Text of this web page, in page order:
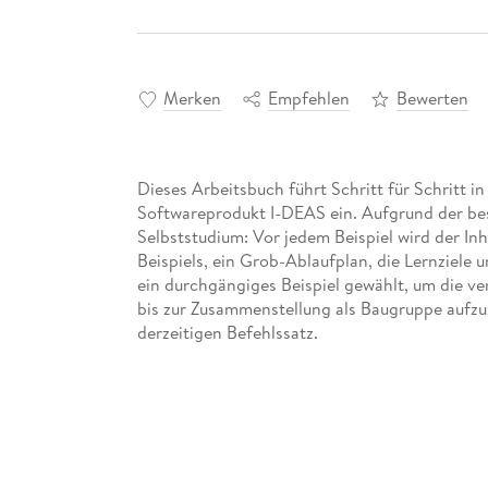
Merken Empfehlen Bewerten
Dieses Arbeitsbuch führt Schritt für Schritt
Softwareprodukt I-DEAS ein. Aufgrund der
Selbststudium: Vor jedem Beispiel wird der
Beispiels, ein Grob-Ablaufplan, die Lernziele
ein durchgängiges Beispiel gewählt, um die
bis zur Zusammenstellung als Baugruppe
derzeitigen Befehlssatz.